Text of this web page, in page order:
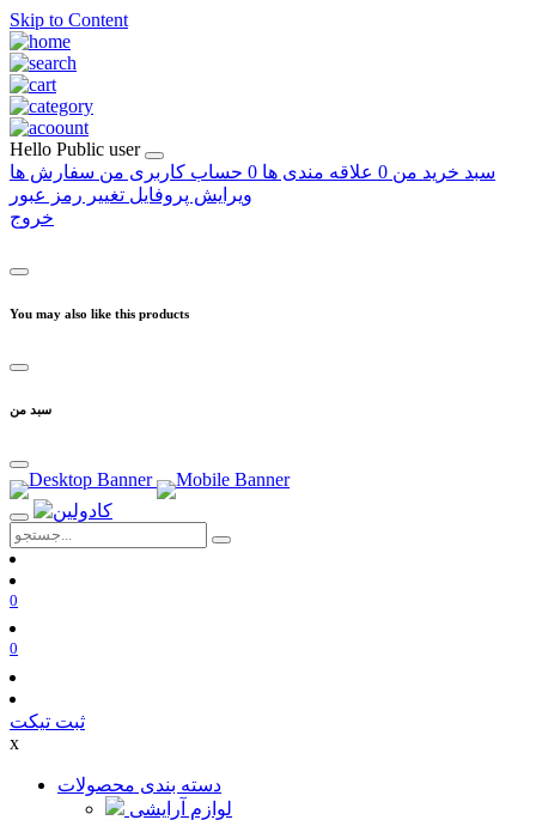
Skip to Content
Hello Public user
سبد خرید من 0 علاقه مندی ها 0 حساب کاربری من سفارش ها
ویرایش پروفایل تغییر رمز عبور
خروج
You may also like this products
سبد من
0
0
ثبت تیکت
x
دسته بندی محصولات
لوازم آرایشی